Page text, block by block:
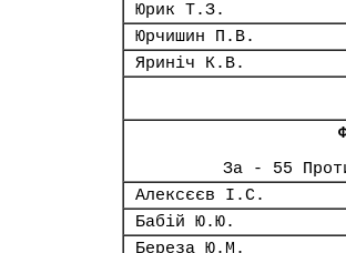
Юрик Т.З.
Юрчишин П.В.
Яриніч К.В.
За - 55
Алексєєв І.С.
Бабій Ю.Ю.
Береза Ю.М.